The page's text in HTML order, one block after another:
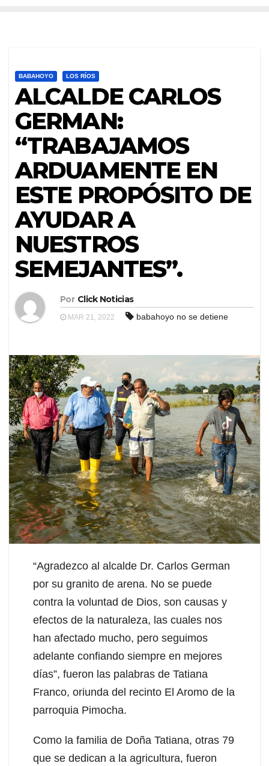
BABAHOYO LOS RÍOS
ALCALDE CARLOS
GERMAN:
“TRABAJAMOS
ARDUAMENTE EN
ESTE PROPÓSITO DE
AYUDAR A
NUESTROS
SEMEJANTES”.
Por Click Noticias
MAR 21, 2022 babahoyo no se detiene
“Agradezco al alcalde Dr. Carlos German
por su granito de arena. No se puede
contra la voluntad de Dios, son causas y
efectos de la naturaleza, las cuales nos
han afectado mucho, pero seguimos
adelante confiando siempre en mejores
días”, fueron las palabras de Tatiana
Franco, oriunda del recinto El Aromo de la
parroquia Pimocha.
Como la familia de Doña Tatiana, otras 79
que se dedican a la agricultura, fueron